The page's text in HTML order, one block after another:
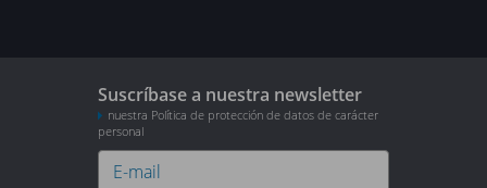
Suscríbase a nuestra newsletter
nuestra Política de protección de datos de carácter
personal